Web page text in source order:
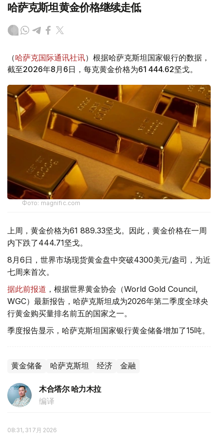
哈萨克斯坦黄金价格继续走低
（哈萨克国际通讯社讯）根据哈萨克斯坦国家银行的数据，
截至2026年8月6日，每克黄金价格为61 444.62坚戈。
Фото: magnific.com
上周，黄金价格为61 889.33坚戈。因此，黄金价格在一周
内下跌了444.71坚戈。
8月6日，世界市场现货黄金盘中突破4300美元/盎司，为近
七周来首次。
据此前报道 ，根据世界黄金协会（World Gold Council,
WGC）最新报告，哈萨克斯坦成为2026年第二季度全球央
行黄金购买量排名前五的国家之一。
季度报告显示，哈萨克斯坦国家银行黄金储备增加了15吨。
黄金储备 哈萨克斯坦 经济 金融
木合塔尔 哈力木拉
编译
08:31, 31 7月 2026